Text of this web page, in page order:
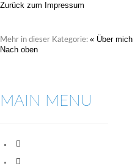
Zurück zum Impressum
Mehr in dieser Kategorie: « Über mich
Nach oben
MAIN MENU